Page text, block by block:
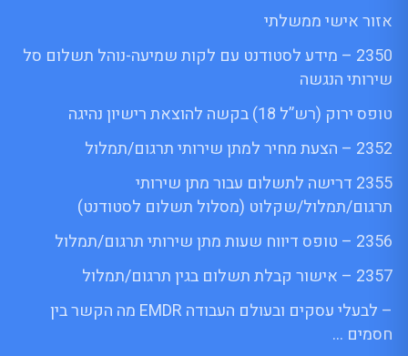
אזור אישי ממשלתי
2350 – מידע לסטודנט עם לקות שמיעה-נוהל תשלום סל
שירותי הנגשה
טופס ירוק (רש”ל 18) בקשה להוצאת רישיון נהיגה
2352 – הצעת מחיר למתן שירותי תרגום/תמלול
2355 דרישה לתשלום עבור מתן שירותי
תרגום/תמלול/שקלוט (מסלול תשלום לסטודנט)
2356 – טופס דיווח שעות מתן שירותי תרגום/תמלול
2357 – אישור קבלת תשלום בגין תרגום/תמלול
– לבעלי עסקים ובעולם העבודה EMDR מה הקשר בין
חסמים …